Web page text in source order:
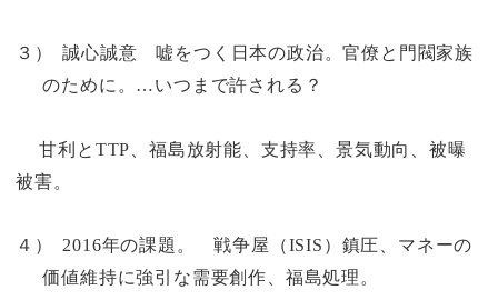
３）
誠心誠意 嘘をつく日本の政治。官僚と門閥家族
のために。…いつまで許される？
甘利と TTP 、福島放射能、支持率、景気動向、被曝
被害。
４） 2016年の課題。 戦争屋（ISIS ）鎮圧、マネーの
価値維持に強引な需要創作、福島処理。